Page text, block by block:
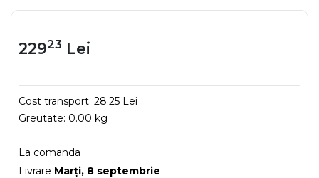
22923 Lei
Cost transport: 28.25 Lei
Greutate: 0.00 kg
La comanda
Livrare Marţi, 8 septembrie